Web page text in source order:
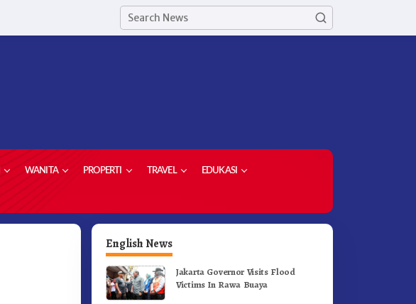
WANITA PROPERTI TRAVEL
EDUKASI
English News
Jakarta Governor Visits Flood
Victims In Rawa Buaya